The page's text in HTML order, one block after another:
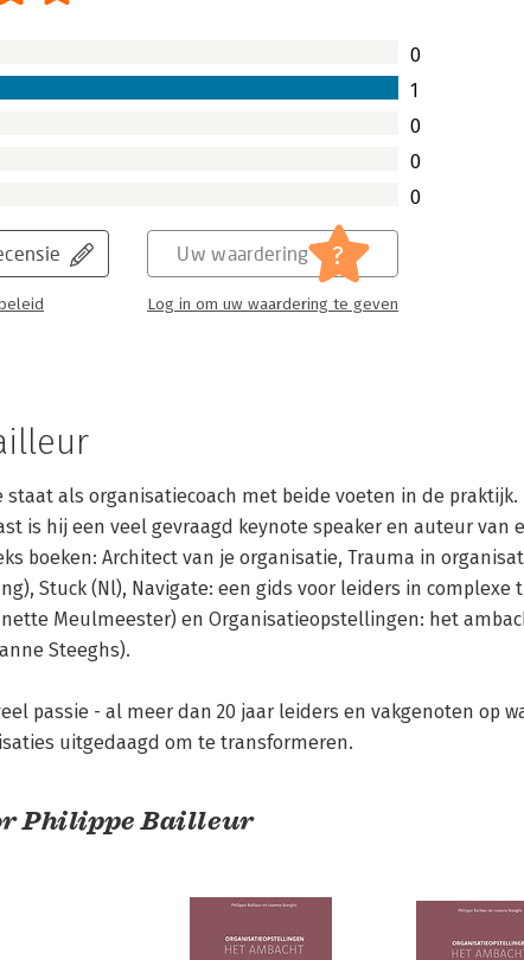
0
1
0
0
0
Uw waardering ?
Log in om uw waardering te geven
staat als organisatiecoach met beide voeten in de praktijk.
is hij een veel gevraagd keynote speaker en auteur van
boeken: Architect van je organisatie, Trauma in
Stuck (Nl), Navigate: een gids voor leiders in complexe
Meulmeester) en Organisatieopstellingen: het
Steeghs).
passie - al meer dan 20 jaar leiders en vakgenoten op
uitgedaagd om te transformeren.
Philippe Bailleur